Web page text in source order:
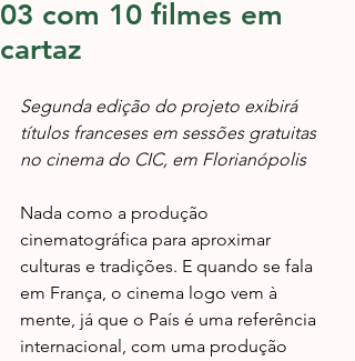
03 com 10 filmes em
cartaz
Segunda edição do projeto exibirá
títulos franceses em sessões gratuitas
no cinema do CIC, em Florianópolis
Nada como a produção
cinematográfica para aproximar
culturas e tradições. E quando se fala
em França, o cinema logo vem à
mente, já que o País é uma referência
internacional, com uma produção